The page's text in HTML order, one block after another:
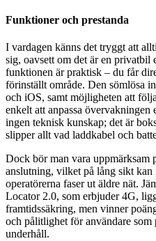
Funktioner och prestanda
I vardagen känns det tryggt att
sig, oavsett om det är en privatbil
funktionen är praktisk – du får
förinställt område. Den sömlösa
och iOS, samt möjligheten att
enkelt att anpassa
ingen teknisk kunskap; det är
slipper allt vad laddkabel och
Dock bör man vara uppmärksam
anslutning, vilket på lång sikt kan
operatörerna faser ut äldre nät.
Locator 2.0, som erbjuder 4G,
framtidssäkring, men vinner
och pålitlighet för användare
underhåll.